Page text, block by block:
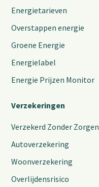
Energietarieven
Overstappen energie
Groene Energie
Energielabel
Energie Prijzen Monitor
Verzekeringen
Verzekerd Zonder Zorgen
Autoverzekering
Woonverzekering
Overlijdensrisico